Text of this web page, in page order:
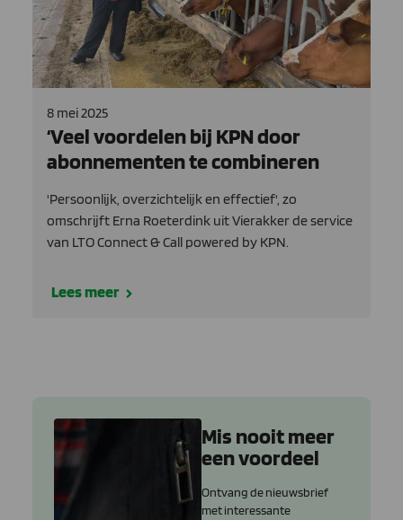
8 mei 2025
‘Veel voordelen bij KPN door
abonnementen te combineren
'Persoonlijk, overzichtelijk en effectief', zo
omschrijft Erna Roeterdink uit Vierakker de service
van LTO Connect & Call powered by KPN.
Lees meer
Mis nooit meer
een voordeel
Ontvang de nieuwsbrief
met interessante